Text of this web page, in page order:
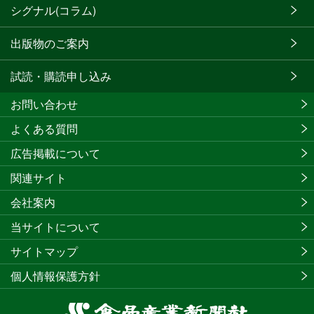
シグナル(コラム)
出版物のご案内
試読・購読申し込み
食
お問い合わせ
よくある質問
広告掲載について
関連サイト
会社案内
当サイトについて
サイトマップ
個人情報保護方針